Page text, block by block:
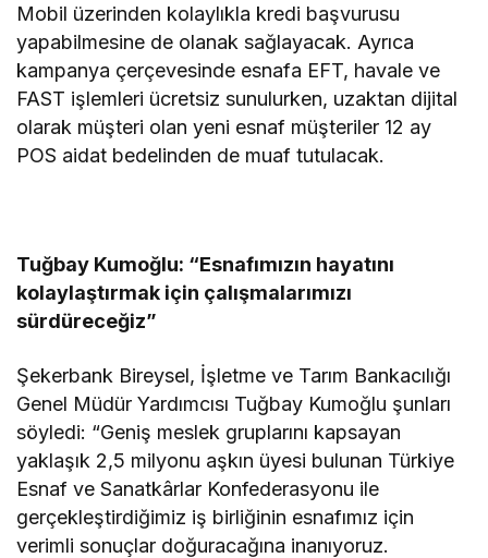
Mobil üzerinden kolaylıkla kredi başvurusu
yapabilmesine de olanak sağlayacak. Ayrıca
kampanya çerçevesinde esnafa EFT, havale ve
FAST işlemleri ücretsiz sunulurken, uzaktan dijital
olarak müşteri olan yeni esnaf müşteriler 12 ay
POS aidat bedelinden de muaf tutulacak.
Tuğbay Kumoğlu: “Esnafımızın hayatını
kolaylaştırmak için çalışmalarımızı
sürdüreceğiz”
Şekerbank Bireysel, İşletme ve Tarım Bankacılığı
Genel Müdür Yardımcısı Tuğbay Kumoğlu şunları
söyledi: “Geniş meslek gruplarını kapsayan
yaklaşık 2,5 milyonu aşkın üyesi bulunan Türkiye
Esnaf ve Sanatkârlar Konfederasyonu ile
gerçekleştirdiğimiz iş birliğinin esnafımız için
verimli sonuçlar doğuracağına inanıyoruz.